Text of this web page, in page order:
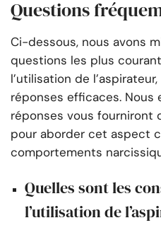
Questions
Ci-dessous, nous avons
questions les plus
l’utilisation de
réponses efficaces. Nous
réponses vous fourniront
pour aborder cet aspect
comportements
Quelles sont les
l’utilisation de